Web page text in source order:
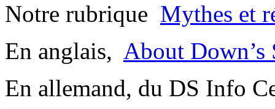
Notre rubrique Mythes et
En anglais, About Down’s
En allemand, du DS Info